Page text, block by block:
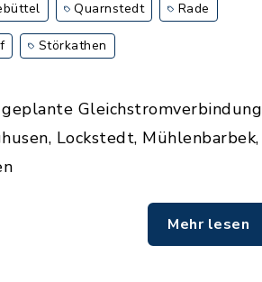
Quarnstedt Rade
Störkathen
Gleichstromverbindung
Lockstedt, Mühlenbarbek,
Mehr lesen